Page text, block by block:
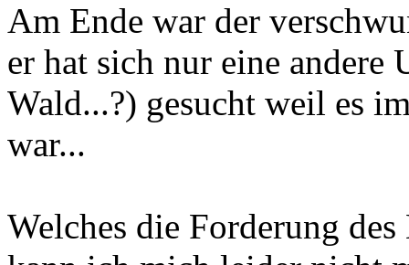
Am Ende war der
er hat sich nur eine
Wald...?) gesucht weil es
war...
Welches die Forderung